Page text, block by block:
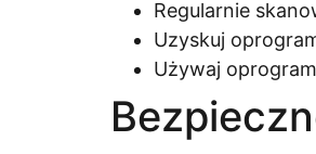
Regularnie
Uzyskuj
Używaj